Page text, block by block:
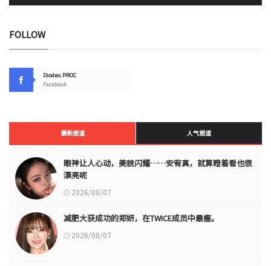
FOLLOW
Diodeo.PROC
Facebook
最新报道 人气报道
眼神让人心动，美貌闪耀……安宥真，就算瞪着看也很
漂亮呢
2026/08/07
减肥大获成功的郑妍，在TWICE成员中最瘦。
2026/08/07